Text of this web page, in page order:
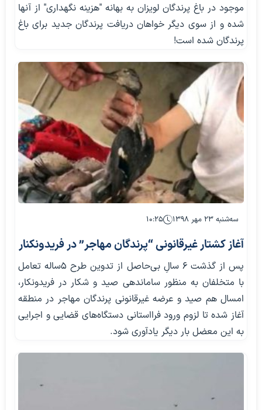
موجود در باغ پرندگان لویزان به بهانه "هزینه نگهداری" از آنها
شده و از سوی دیگر خواهان دریافت پرندگان جدید برای باغ
پرندگان شده است!
سه‌شنبه ۲۳ مهر ۱۳۹۸ ۱۰:۲۵
آغاز کشتار غیرقانونی “پرندگان مهاجر” در فریدونکنار
پس از گذشت ۶ سالِ بی‌حاصل از تدوین طرح ۵ساله تعامل
با متخلفان به منظور ساماندهی صید و شکار در فریدونکار،
امسال هم صید و عرضه غیرقانونی پرندگان مهاجر در منطقه
آغاز شده تا لزوم ورود فرااستانی دستگاه‌های قضایی و اجرایی
به این معضل بار دیگر یادآوری شود.